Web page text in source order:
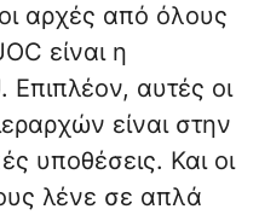
αρχές από όλους
είναι η
Επιπλέον, αυτές οι
είναι στην
υποθέσεις. Και οι
λένε σε απλά